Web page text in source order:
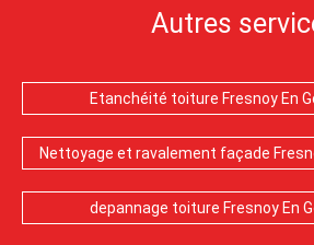
Autres
Etanchéité toiture Fresnoy En
Nettoyage et ravalement façade
depannage toiture Fresnoy En